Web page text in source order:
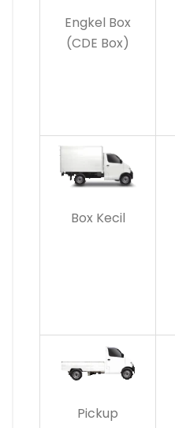
Engkel Box
(CDE Box)
Box Kecil
Pickup